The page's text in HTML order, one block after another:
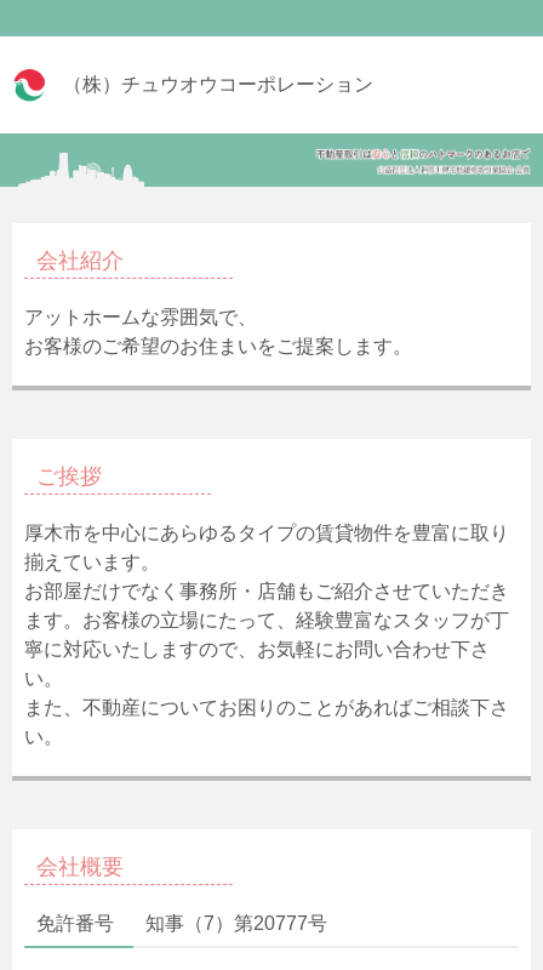
（株）チュウオウコーポレーション
会社紹介
アットホームな雰囲気で、
お客様のご希望のお住まいをご提案します。
ご挨拶
厚木市を中心にあらゆるタイプの賃貸物件を豊富に取り
揃えています。
お部屋だけでなく事務所・店舗もご紹介させていただき
ます。お客様の立場にたって、経験豊富なスタッフが丁
寧に対応いたしますので、お気軽にお問い合わせ下さ
い。
また、不動産についてお困りのことがあればご相談下さ
い。
会社概要
免許番号 知事（7）第20777号